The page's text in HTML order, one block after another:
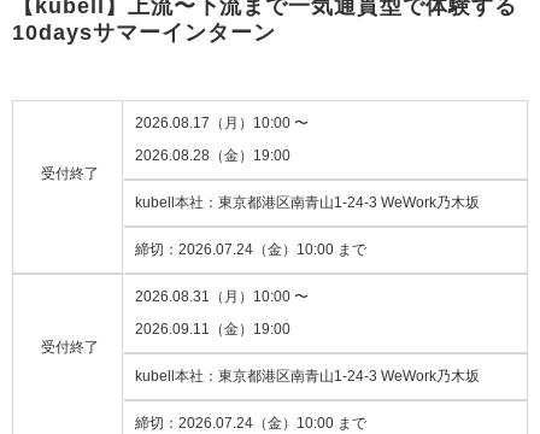
【kubell】上流〜下流まで一気通貫型で体験する
10daysサマーインターン
受付終了
2026.08.17（月）10:00 〜
2026.08.28（金）19:00
kubell本社：東京都港区南青山1-24-3 WeWork乃木坂
締切： 2026.07.24（金）10:00 まで
受付終了
2026.08.31（月）10:00 〜
2026.09.11（金）19:00
kubell本社：東京都港区南青山1-24-3 WeWork乃木坂
締切： 2026.07.24（金）10:00 まで